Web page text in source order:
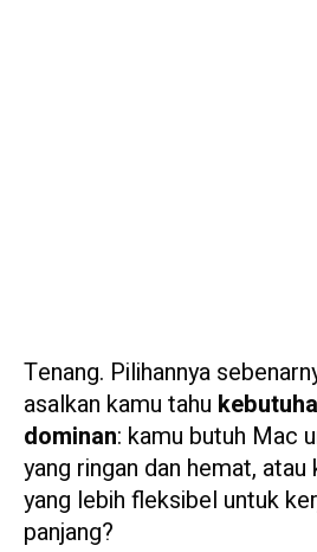
Tenang. Pilihannya
asalkan kamu tahu
dominan: kamu butuh Mac
yang ringan dan hemat,
yang lebih fleksibel untuk
panjang?